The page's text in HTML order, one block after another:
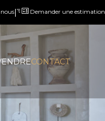
Demander une estimation
CONTACT